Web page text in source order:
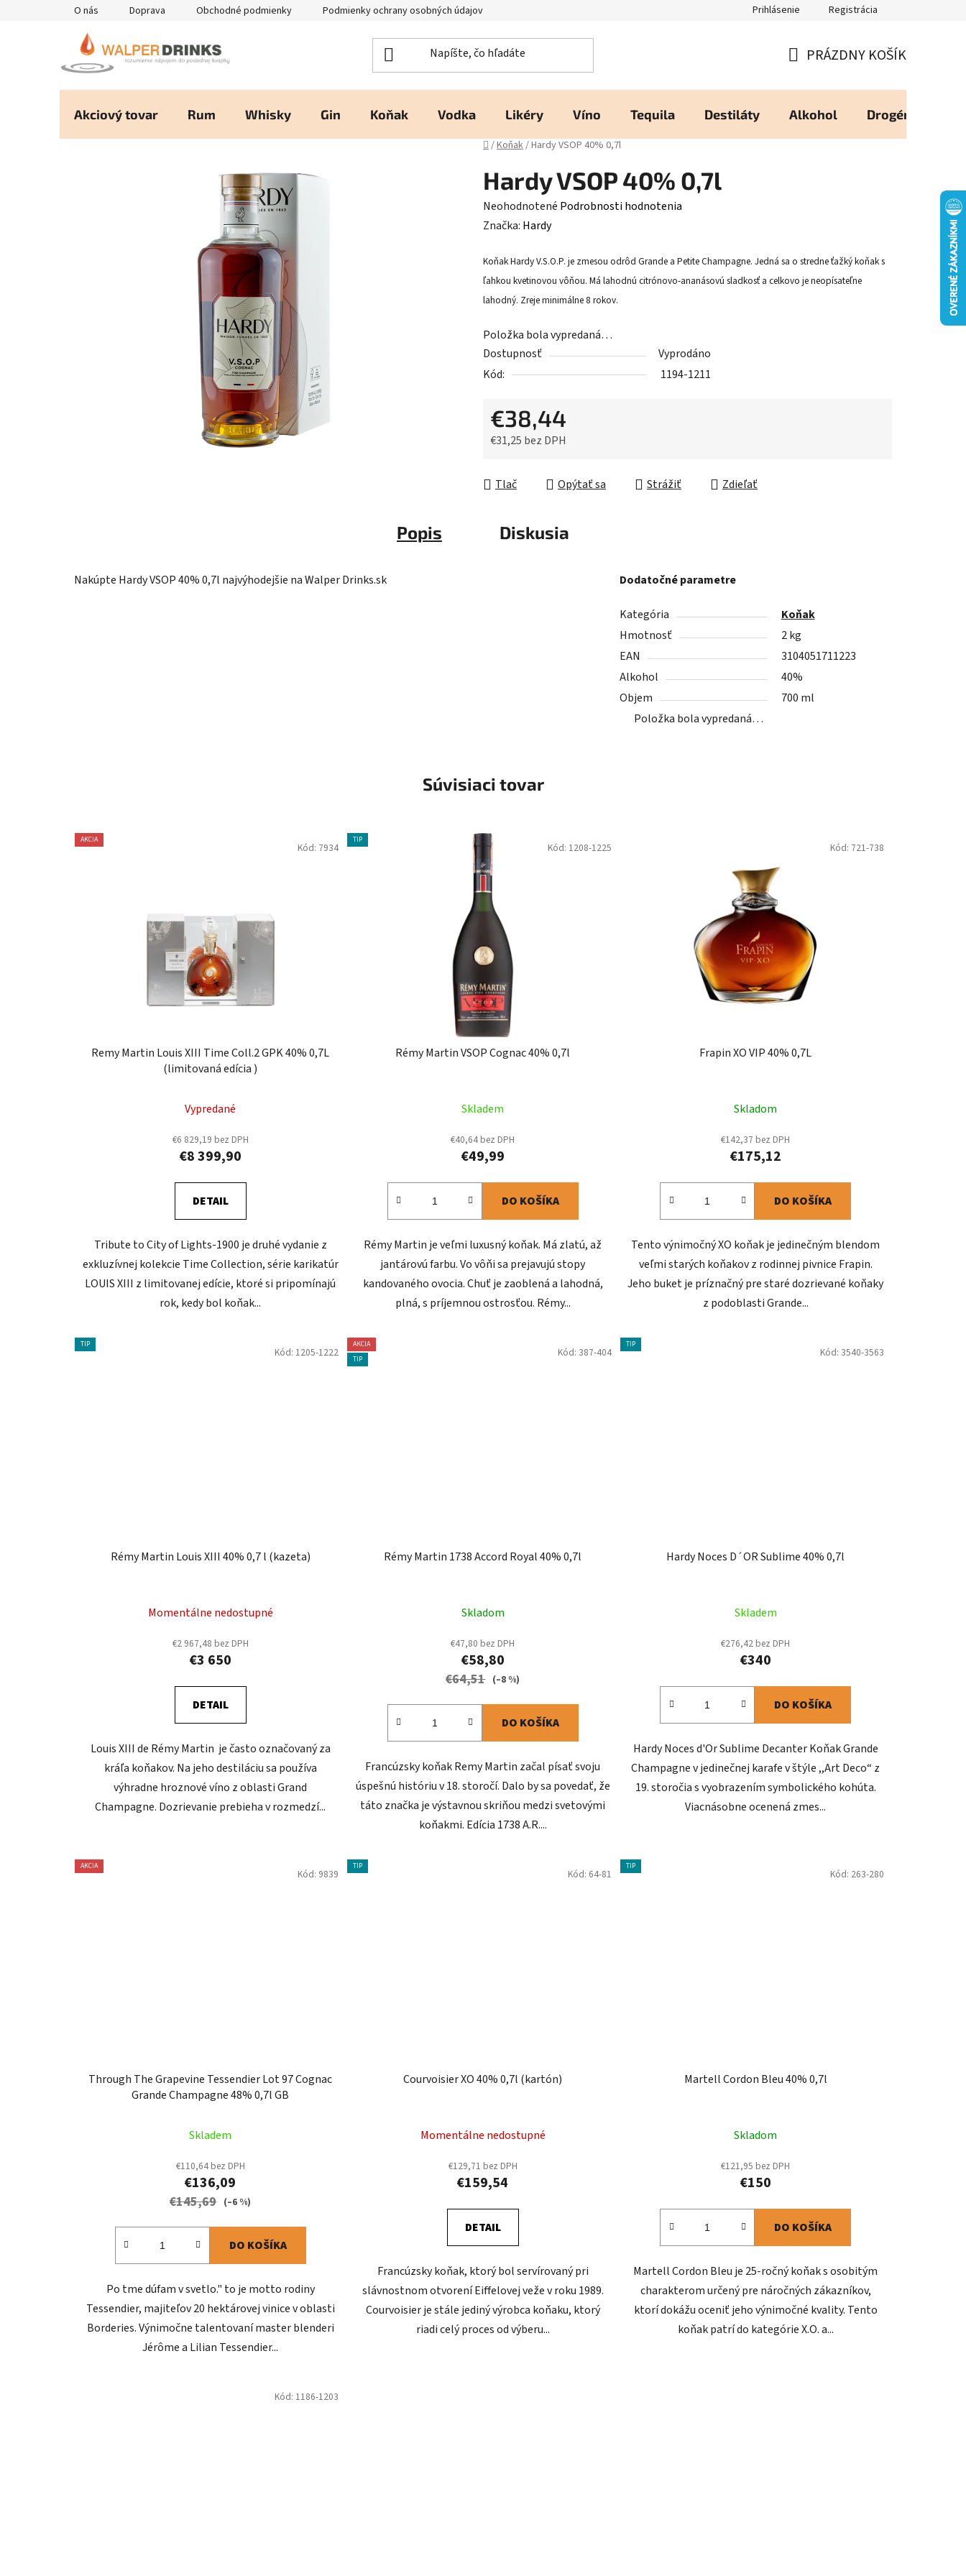
O nás Doprava Obchodné podmienky Podmienky ochrany osobných údajov Heureka - Overené Zákazníkmi Zásady používania Cookies
Prihlásenie Registrácia
KOŠÍK
PRÁZDNY KOŠÍK
Akciový tovar Rum Whisky Gin Koňak Vodka Likéry Víno Tequila Destiláty Alkohol Drogéria
Domov
/Koňak/Hardy VSOP 40% 0,7l
Hardy VSOP 40% 0,7l
Priemerné
hodnotenie
je
0,0
z
hviezdičiek.
Neohodnotené Podrobnosti hodnotenia
Značka: Hardy
Koňak Hardy V.S.O.P. je zmesou odrôd Grande a Petite Champagne. Jedná sa o stredne ťažký koňak s
ľahkou kvetinovou vôňou. Má lahodnú citrónovo-ananásovú sladkosť a celkovo je neopísateľne
lahodný. Zreje minimálne 8 rokov.
Položka bola vypredaná…
Dostupnosť
Vyprodáno
Kód:
1194-1211
€38,44
€31,25 bez DPH
Tlač
Opýtať sa Strážiť Zdieľať
Popis Diskusia
Nakúpte Hardy VSOP 40% 0,7l najvýhodejšie na Walper Drinks.sk Dodatočné parametre
Kategória
Koňak
Hmotnosť
2 kg
EAN
3104051711223
Alkohol
40%
Objem
700 ml
Položka bola vypredaná…
Súvisiaci tovar
AKCIA
Remy Martin Louis XIII Time Coll.2 GPK 40% 0,7L
(limitovaná edícia )
Vypredané
€6 829,19 bez DPH
€8 399,90
DETAIL
Tribute to City of Lights-1900 je druhé vydanie z
exkluzívnej kolekcie Time Collection, série karikatúr
LOUIS XIII z limitovanej edície, ktoré si pripomínajú
rok, kedy bol koňak...
Kód: 7934
TIP
Rémy Martin VSOP Cognac 40% 0,7l
Skladem
€40,64 bez DPH
€49,99
DO KOŠÍKA
Rémy Martin je veľmi luxusný koňak. Má zlatú, až
jantárovú farbu. Vo vôňi sa prejavujú stopy
kandovaného ovocia. Chuť je zaoblená a lahodná,
plná, s príjemnou ostrosťou. Rémy...
Kód: 1208-1225
Frapin XO VIP 40% 0,7L
Skladom
€142,37 bez DPH
€175,12
DO KOŠÍKA
Tento výnimočný XO koňak je jedinečným blendom
veľmi starých koňakov z rodinnej pivnice Frapin.
Jeho buket je príznačný pre staré dozrievané koňaky
z podoblasti Grande...
Kód: 721-738
TIP
Rémy Martin Louis XIII 40% 0,7 l (kazeta)
Momentálne nedostupné
€2 967,48 bez DPH
€3 650
DETAIL
Louis XIII de Rémy Martin je často označovaný za
kráľa koňakov. Na jeho destiláciu sa používa
výhradne hroznové víno z oblasti Grand
Champagne. Dozrievanie prebieha v rozmedzí...
Kód: 1205-1222
AKCIA
TIP
Rémy Martin 1738 Accord Royal 40% 0,7l
Skladom
€47,80 bez DPH
€58,80
€64,51 (–8 %)
DO KOŠÍKA
Francúzsky koňak Remy Martin začal písať svoju
úspešnú históriu v 18. storočí. Dalo by sa povedať, že
táto značka je výstavnou skriňou medzi svetovými
koňakmi. Edícia 1738 A.R....
Kód: 387-404
TIP
Hardy Noces D´OR Sublime 40% 0,7l
Skladem
€276,42 bez DPH
€340
DO KOŠÍKA
Hardy Noces d'Or Sublime Decanter Koňak Grande
Champagne v jedinečnej karafe v štýle ,,Art Deco“ z
19. storočia s vyobrazením symbolického kohúta.
Viacnásobne ocenená zmes...
Kód: 3540-3563
AKCIA
Through The Grapevine Tessendier Lot 97 Cognac
Grande Champagne 48% 0,7l GB
Skladem
€110,64 bez DPH
€136,09
€145,69 (–6 %)
DO KOŠÍKA
Po tme dúfam v svetlo." to je motto rodiny
Tessendier, majiteľov 20 hektárovej vinice v oblasti
Borderies. Výnimočne talentovaní master blenderi
Jérôme a Lilian Tessendier...
Kód: 9839
TIP
Courvoisier XO 40% 0,7l (kartón)
Momentálne nedostupné
€129,71 bez DPH
€159,54
DETAIL
Francúzsky koňak, ktorý bol servírovaný pri
slávnostnom otvorení Eiffelovej veže v roku 1989.
Courvoisier je stále jediný výrobca koňaku, ktorý
riadi celý proces od výberu...
Kód: 64-81
TIP
Martell Cordon Bleu 40% 0,7l
Skladom
€121,95 bez DPH
€150
DO KOŠÍKA
Martell Cordon Bleu je 25-ročný koňak s osobitým
charakterom určený pre náročných zákazníkov,
ktorí dokážu oceniť jeho výnimočné kvality. Tento
koňak patrí do kategórie X.O. a...
Kód: 263-280
Kód: 1186-1203